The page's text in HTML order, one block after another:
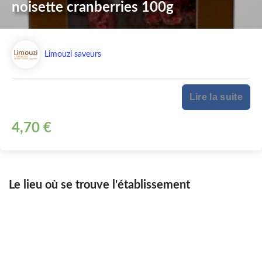
noisette cranberries 100g
Limouzi saveurs
Lire la suite
4,70 €
Le lieu où se trouve l'établissement